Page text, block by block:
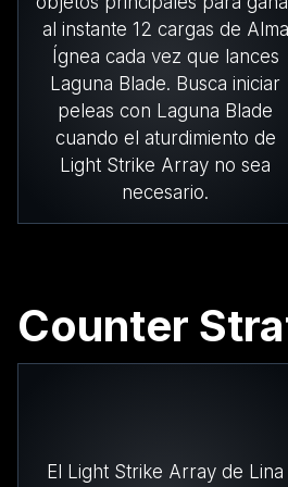
al instante 12 cargas de Alma
Ígnea cada vez que lances
Laguna Blade. Busca iniciar
peleas con Laguna Blade
cuando el aturdimiento de
Light Strike Array no sea
necesario.
Counter
El Light Strike Array de Lina